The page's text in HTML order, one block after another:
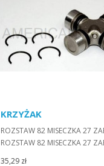
KRZYŻAK
ROZSTAW 82 MISECZKA 27
ROZSTAW 82 MISECZKA 27
35,29 zł